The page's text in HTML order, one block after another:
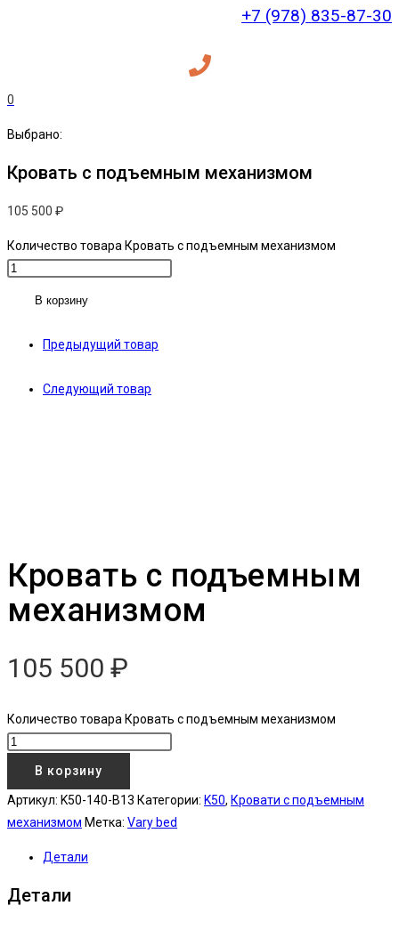
+7 (978) 835-87-30
0
Выбрано:
Кровать с подъемным механизмом
105 500 ₽
Количество товара Кровать с подъемным механизмом
В корзину
Предыдущий товар
Следующий товар
Кровать с подъемным
механизмом
105 500 ₽
Количество товара Кровать с подъемным механизмом
В корзину
Артикул: K50-140-B13 Категории: K50, Кровати с подъемным
механизмом Метка: Vary bed
Детали
Детали